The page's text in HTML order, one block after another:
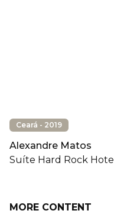
Ceará - 2019
Alexandre Matos
Suíte Hard Rock Hotel
MORE CONTENT